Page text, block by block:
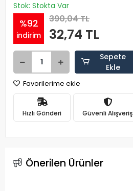
Stok: Stokta Var
%92
indirim
390,04 TL
32,74 TL
Sepete
Ekle
Favorilerime ekle
Hızlı Gönderi Güvenli Alışveriş
Önerilen Ürünler